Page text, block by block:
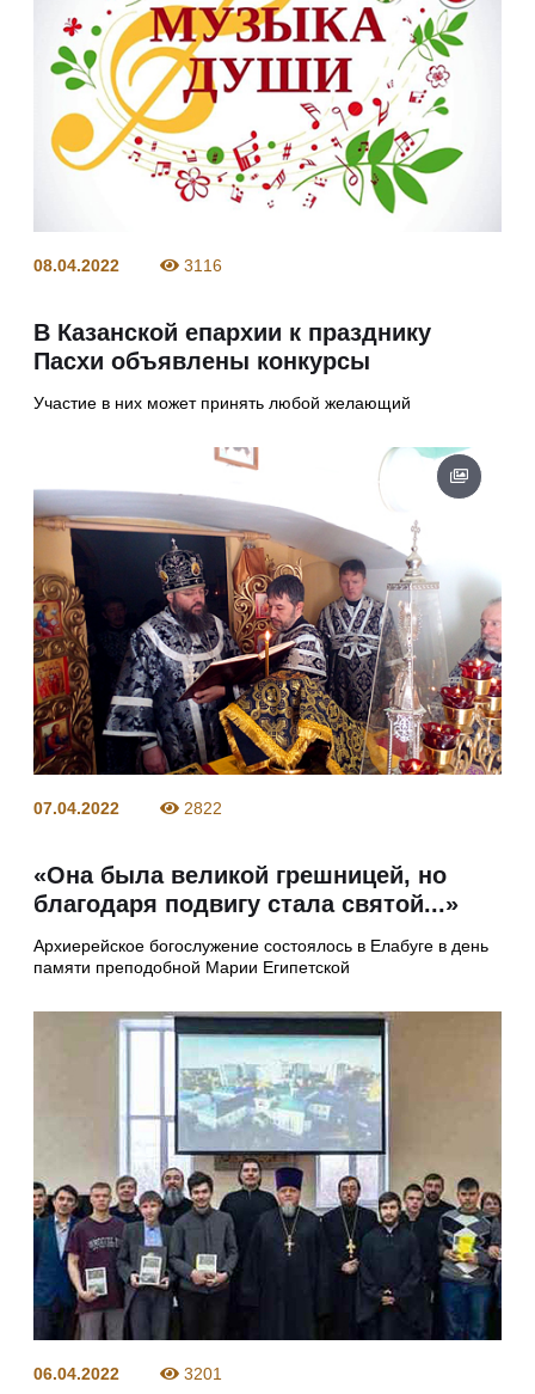
08.04.2022 3116
В Казанской епархии к празднику
Пасхи объявлены конкурсы
Участие в них может принять любой желающий
07.04.2022 2822
«Она была великой грешницей, но
благодаря подвигу стала святой...»
Архиерейское богослужение состоялось в Елабуге в день
памяти преподобной Марии Египетской
06.04.2022 3201